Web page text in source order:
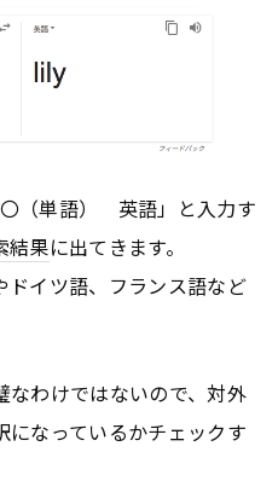
（単語） 英語」と入力す
結果に出てきます。
ドイツ語、フランス語など
わけではないので、対外
なっているかチェックす